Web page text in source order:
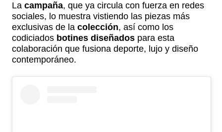
La campaña, que ya circula con fuerza en redes
sociales, lo muestra vistiendo las piezas más
exclusivas de la colección, así como los
codiciados botines diseñados para esta
colaboración que fusiona deporte, lujo y diseño
contemporáneo.